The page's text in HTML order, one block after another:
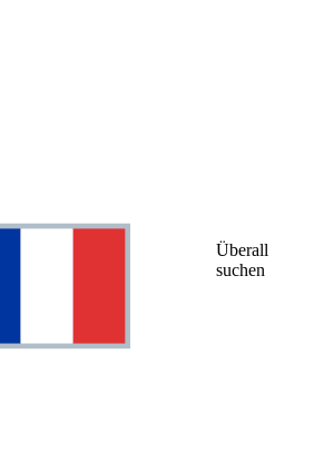
Überall
suchen